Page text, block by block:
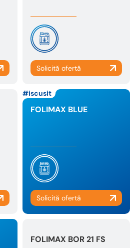
iscusit
FOLIMAX BLUE
FOLIMAX BOR 21 FS